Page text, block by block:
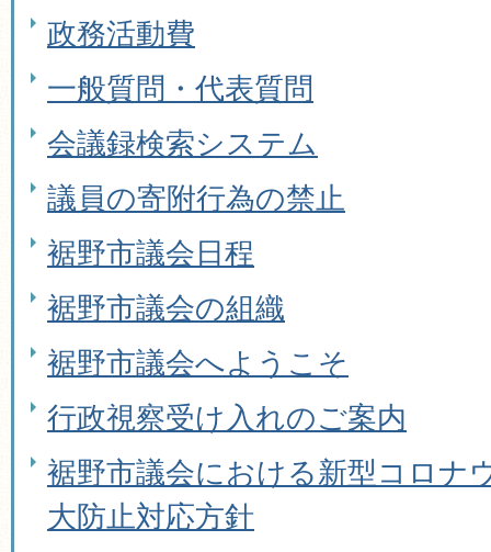
政務活動費
一般質問・代表質問
会議録検索システム
議員の寄附行為の禁止
裾野市議会日程
裾野市議会の組織
裾野市議会へようこそ
行政視察受け入れのご案内
裾野市議会における新型コロナ
大防止対応方針